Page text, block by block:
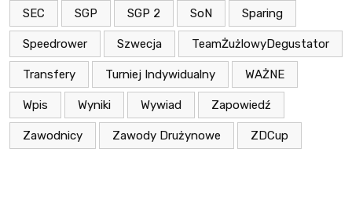
SEC SGP SGP 2 SoN Sparing
Speedrower Szwecja TeamŻużlowyDegustator
Transfery Turniej Indywidualny WAŻNE
Wpis Wyniki Wywiad Zapowiedź
Zawodnicy Zawody Drużynowe ZDCup